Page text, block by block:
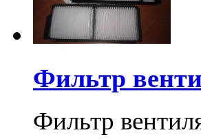
Фильтр
Фильтр